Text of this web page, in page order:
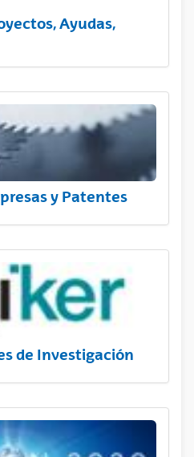
Ayudas,
y Patentes
de Investigación